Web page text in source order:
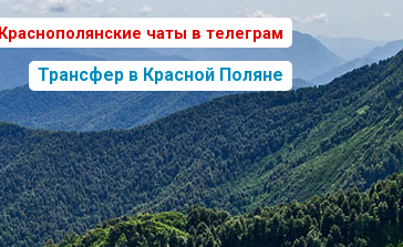
Краснополянские чаты в телеграм
Трансфер в Красной Поляне